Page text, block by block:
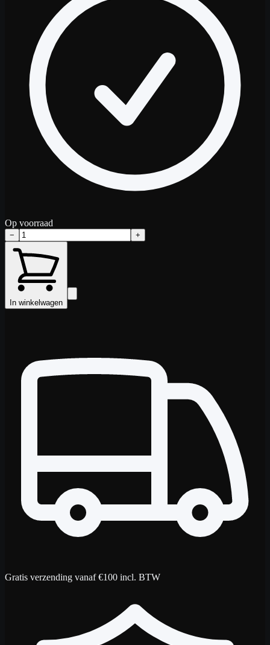
Op voorraad
− +
In winkelwagen
Gratis verzending vanaf €100 incl. BTW